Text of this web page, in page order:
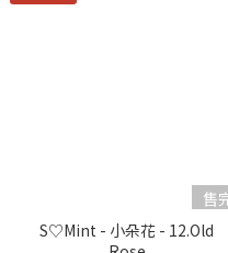
售
S♡Mint - 小朵花 - 12.Old